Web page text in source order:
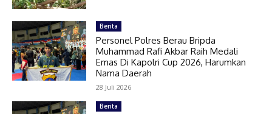
Berita
Personel Polres Berau Bripda
Muhammad Rafi Akbar Raih Medali
Emas Di Kapolri Cup 2026, Harumkan
Nama Daerah
28 Juli 2026
Berita